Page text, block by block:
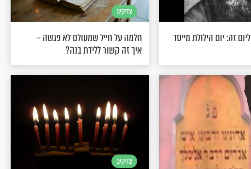
זה: יום הילולת מייסד
צדיקים
חלמה על חייל שמעולם לא פגשה –
איך זה קשור ללידת בנה?
צדיקים